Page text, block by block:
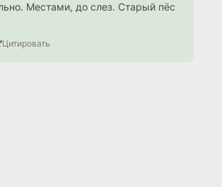
Местами, до слез. Старый пёс
Цитировать